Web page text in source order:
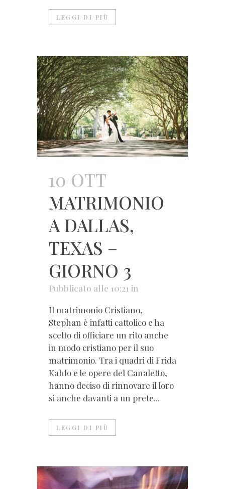
LEGGI DI PIÙ
10 OTT
MATRIMONIO
A DALLAS,
TEXAS –
GIORNO 3
Pubblicato alle 10:21 in
Il matrimonio Cristiano,
Stephan è infatti cattolico e ha
scelto di officiare un rito anche
in modo cristiano per il suo
matrimonio. Tra i quadri di Frida
Kahlo e le opere del Canaletto,
hanno deciso di rinnovare il loro
si anche davanti a un prete...
LEGGI DI PIÙ